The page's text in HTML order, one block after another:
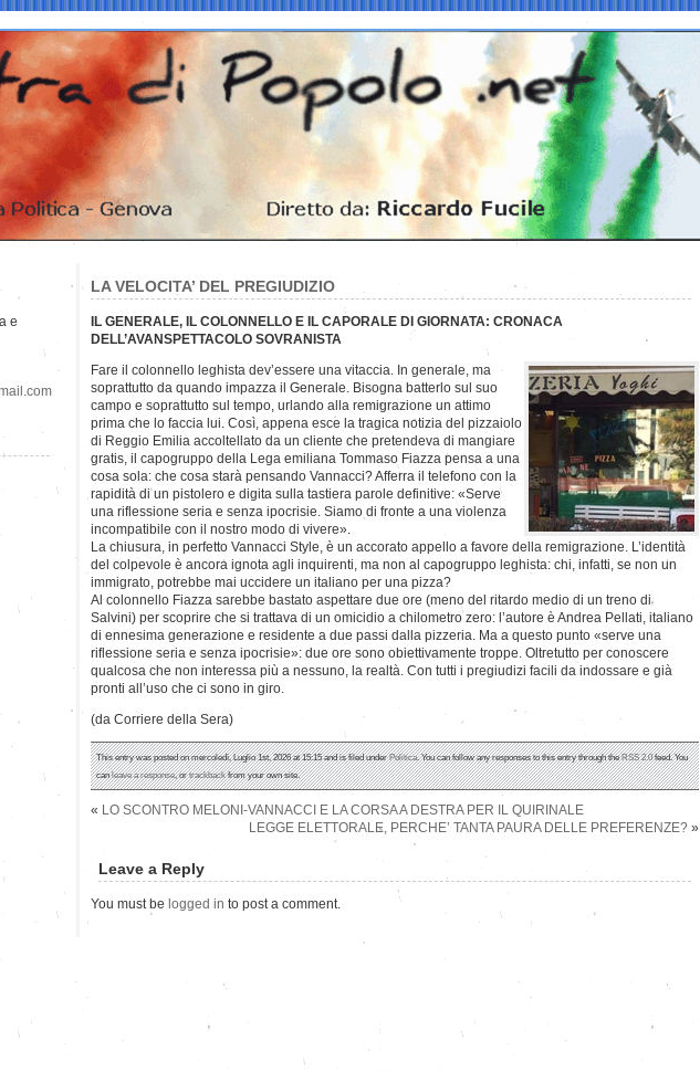
LA VELOCITA’ DEL PREGIUDIZIO
IL GENERALE, IL COLONNELLO E IL CAPORALE DI GIORNATA: CRONACA
DELL’AVANSPETTACOLO SOVRANISTA
Fare il colonnello leghista dev’essere una vitaccia. In generale, ma
soprattutto da quando impazza il Generale. Bisogna batterlo sul suo
campo e soprattutto sul tempo, urlando alla remigrazione un attimo
prima che lo faccia lui. Così, appena esce la tragica notizia del pizzaiolo
di Reggio Emilia accoltellato da un cliente che pretendeva di mangiare
gratis, il capogruppo della Lega emiliana Tommaso Fiazza pensa a una
cosa sola: che cosa starà pensando Vannacci? Afferra il telefono con la
rapidità di un pistolero e digita sulla tastiera parole definitive: «Serve
una riflessione seria e senza ipocrisie. Siamo di fronte a una violenza
incompatibile con il nostro modo di vivere».
La chiusura, in perfetto Vannacci Style, è un accorato appello a favore della remigrazione. L’identità
del colpevole è ancora ignota agli inquirenti, ma non al capogruppo leghista: chi, infatti, se non un
immigrato, potrebbe mai uccidere un italiano per una pizza?
Al colonnello Fiazza sarebbe bastato aspettare due ore (meno del ritardo medio di un treno di
Salvini) per scoprire che si trattava di un omicidio a chilometro zero: l’autore è Andrea Pellati, italiano
di ennesima generazione e residente a due passi dalla pizzeria. Ma a questo punto «serve una
riflessione seria e senza ipocrisie»: due ore sono obiettivamente troppe. Oltretutto per conoscere
qualcosa che non interessa più a nessuno, la realtà. Con tutti i pregiudizi facili da indossare e già
pronti all’uso che ci sono in giro.
(da Corriere della Sera)
This entry was posted on mercoledì, Luglio 1st, 2026 at 15:15 and is filed underPolitica. You can follow any responses to this entry through theRSS 2.0feed. You
canleave a response, ortrackbackfrom your own site.
« LO SCONTRO MELONI-VANNACCI E LA CORSA A DESTRA PER IL QUIRINALE
LEGGE ELETTORALE, PERCHE’ TANTA PAURA DELLE PREFERENZE? »
Leave a Reply
You must be logged in to post a comment.
e